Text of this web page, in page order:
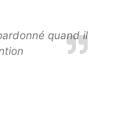
quand il